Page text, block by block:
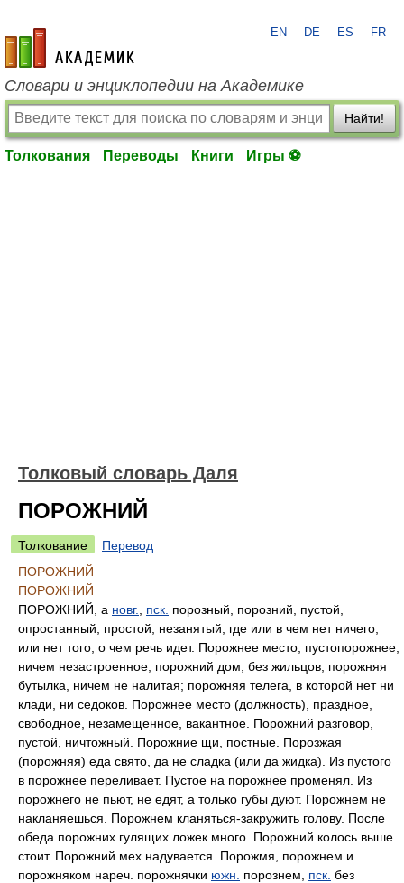
academic.ru
EN DE ES FR
Словари и энциклопедии на Академике
Найти!
Толкования Переводы Книги Игры ⚽
Толковый словарь Даля
ПОРОЖНИЙ
Толкование
Перевод
ПОРОЖНИЙ
ПОРОЖНИЙ
ПОРОЖНИЙ, а новг. пск. порозный, порозний, пустой,
опростанный, простой, незанятый; где или в чем нет ничего,
или нет того, о чем речь идет. Порожнее место, пустопорожнее,
ничем незастроенное; порожний дом, без жильцов; порожняя
бутылка, ничем не налитая; порожняя телега, в которой нет ни
клади, ни седоков. Порожнее место (должность), праздное,
свободное, незамещенное, вакантное. Порожний разговор,
пустой, ничтожный. Порожние щи, постные. Порозжая
(порожняя) еда свято, да не сладка (или да жидка). Из пустого
в порожнее переливает. Пустое на порожнее променял. Из
порожнего не пьют, не едят, а только губы дуют. Порожнем не
накланяешься. Порожнем кланяться-закружить голову. После
обеда порожних гулящих ложек много. Порожний колось выше
стоит. Порожний мех надувается. Порожмя, порожнем и
порожняком нареч. порожнячки южн. порознем, пск. без